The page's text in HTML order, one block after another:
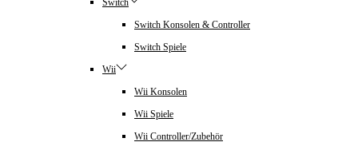
Switch
Switch Konsolen & Controller
Switch Spiele
Wii
Wii Konsolen
Wii Spiele
Wii Controller/Zubehör